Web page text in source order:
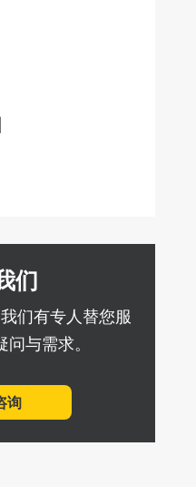
们
们有专人替您服
与需求。
询